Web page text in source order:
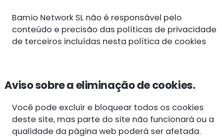
Bamio Network SL não é responsável pelo
conteúdo e precisão das políticas de privacidade
de terceiros incluídas nesta política de cookies
Aviso sobre a eliminação de cookies.
Você pode excluir e bloquear todos os cookies
deste site, mas parte do site não funcionará ou a
qualidade da página web poderá ser afetada.